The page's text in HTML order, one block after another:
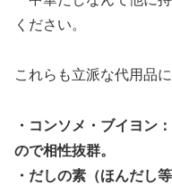
ください。
これらも立派な代用品に
・コンソメ・ブイヨン
ので相性抜群。
・だしの素（ほんだし